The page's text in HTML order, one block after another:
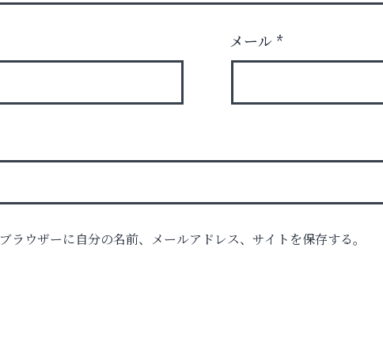
メール *
ラウザーに自分の名前、メールアドレス、サイトを保存する。